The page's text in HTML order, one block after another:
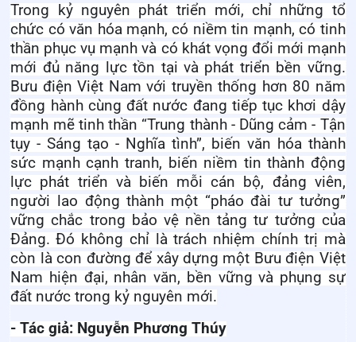
Trong kỷ nguyên phát triển mới, chỉ những tổ
chức có văn hóa mạnh, có niềm tin mạnh, có tinh
thần phục vụ mạnh và có khát vọng đổi mới mạnh
mới đủ năng lực tồn tại và phát triển bền vững.
Bưu điện Việt Nam với truyền thống hơn 80 năm
đồng hành cùng đất nước đang tiếp tục khơi dậy
mạnh mẽ tinh thần “Trung thành - Dũng cảm - Tận
tụy - Sáng tạo - Nghĩa tình”, biến văn hóa thành
sức mạnh cạnh tranh, biến niềm tin thành động
lực phát triển và biến mỗi cán bộ, đảng viên,
người lao động thành một “pháo đài tư tưởng”
vững chắc trong bảo vệ nền tảng tư tưởng của
Đảng. Đó không chỉ là trách nhiệm chính trị mà
còn là con đường để xây dựng một Bưu điện Việt
Nam hiện đại, nhân văn, bền vững và phụng sự
đất nước trong kỷ nguyên mới.
- Tác giả: Nguyễn Phương Thúy